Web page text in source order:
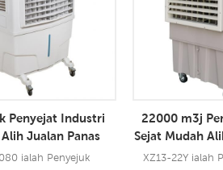
Penyejat Industri
Jualan Panas
Tangki Air 100L
ialah Penyejuk
22000 m3j
Sejat Mudah
XZ13-22Y ialah